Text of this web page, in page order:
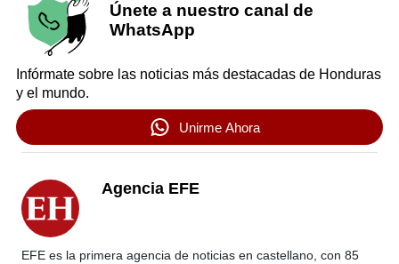
Únete a nuestro canal de
WhatsApp
Infórmate sobre las noticias más destacadas de Honduras
y el mundo.
Unirme Ahora
Agencia EFE
EFE es la primera agencia de noticias en castellano, con 85